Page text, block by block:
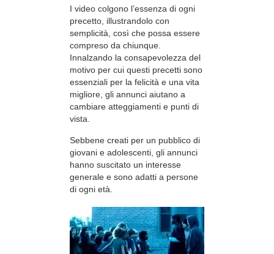
I video colgono l’essenza di ogni
precetto, illustrandolo con
semplicità, così che possa essere
compreso da chiunque.
Innalzando la consapevolezza del
motivo per cui questi precetti sono
essenziali per la felicità e una vita
migliore, gli annunci aiutano a
cambiare atteggiamenti e punti di
vista.
Sebbene creati per un pubblico di
giovani e adolescenti, gli annunci
hanno suscitato un interesse
generale e sono adatti a persone
di ogni età.